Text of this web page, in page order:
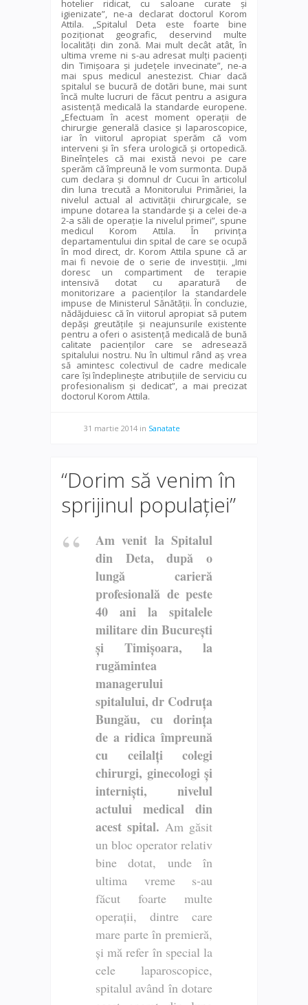
hotelier ridicat, cu saloane curate și
igienizate”, ne-a declarat doctorul Korom
Attila. „Spitalul Deta este foarte bine
poziționat geografic, deservind multe
localități din zonă. Mai mult decât atât, în
ultima vreme ni s-au adresat mulți pacienți
din Timișoara și județele invecinate”, ne-a
mai spus medicul anestezist. Chiar dacă
spitalul se bucură de dotări bune, mai sunt
încă multe lucruri de făcut pentru a asigura
asistență medicală la standarde europene.
„Efectuam în acest moment operații de
chirurgie generală clasice și laparoscopice,
iar în viitorul apropiat sperăm că vom
interveni și în sfera urologică și ortopedică.
Bineînțeles că mai există nevoi pe care
sperăm că împreună le vom surmonta. După
cum declara și domnul dr Cucui în articolul
din luna trecută a Monitorului Primăriei, la
nivelul actual al activității chirurgicale, se
impune dotarea la standarde și a celei de-a
2-a săli de operație la nivelul primei”, spune
medicul Korom Attila. În privința
departamentului din spital de care se ocupă
în mod direct, dr. Korom Attila spune că ar
mai fi nevoie de o serie de investiții. „Imi
doresc un compartiment de terapie
intensivă dotat cu aparatură de
monitorizare a pacienților la standardele
impuse de Ministerul Sănătății. În concluzie,
nădăjduiesc că în viitorul apropiat să putem
depăși greutățile și neajunsurile existente
pentru a oferi o asistență medicală de bună
calitate pacienților care se adresează
spitalului nostru. Nu în ultimul rând aș vrea
să amintesc colectivul de cadre medicale
care își îndeplinește atribuțiile de serviciu cu
profesionalism și dedicat”, a mai precizat
doctorul Korom Attila.
31 martie 2014 in Sanatate
“Dorim să venim în
sprijinul populației”
Am venit la Spitalul
din Deta, după o
lungă carieră
profesională de peste
40 ani la spitalele
militare din București
și Timișoara, la
rugămintea
managerului
spitalului, dr Codruța
Bungău, cu dorința
de a ridica împreună
cu ceilalți colegi
chirurgi, ginecologi și
interniști, nivelul
actului medical din
acest spital. Am găsit
un bloc operator relativ
bine dotat, unde în
ultima vreme s-au
făcut foarte multe
operații, dintre care
mare parte în premieră,
și mă refer în special la
cele laparoscopice,
spitalul având în dotare